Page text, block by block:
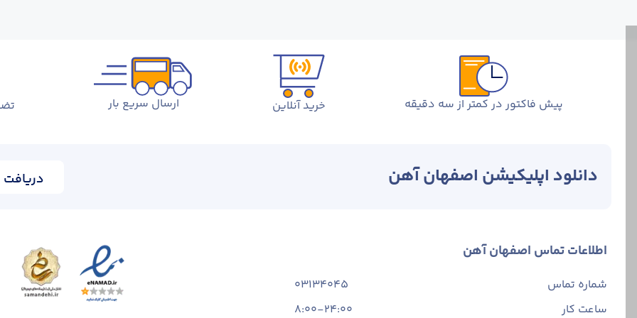
پیش فاکتور در کمتر از سه دقیقه خرید آنلاین ارسال سریع بار
دانلود اپلیکیشن اصفهان آهن دریافت
اطلاعات تماس اصفهان آهن
شماره تماس
03134045
ساعت کار
8:00-24:00